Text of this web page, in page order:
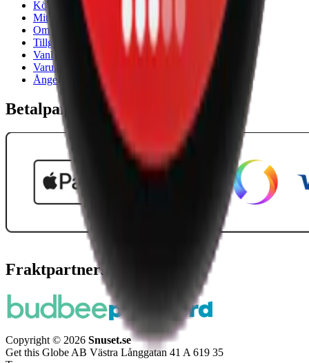
Köpvillkor
Mitt konto
Om Snuset.se
Tillgänglighetsredogörelse
Vanliga frågor
Varumärken
Ånger
Betalpartner
Fraktpartners
Copyright © 2026 Snuset.se
Get this Globe AB Västra Långgatan 41 A 619 35